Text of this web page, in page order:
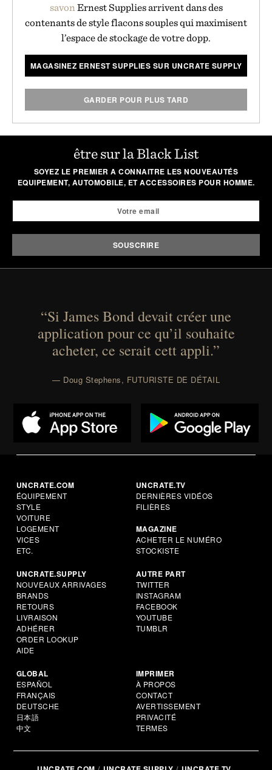
savon Ernest Supplies arrivent dans des
contenants de style flacons souples qui maximisent
l’espace de stockage de votre dopp.
MAGASINEZ ERNEST SUPPLIES SUR UNCRATE SUPPLY
GARDER POUR PLUS TARD
être sur la Black List
SOYEZ LE PREMIER A CONNAITRE LES NOUVEAUTÉS
EQUIPEMENT, AUTOMOBILE, ET ACCESSOIRES POUR HOMME.
“Si James Bond devait créer une
application pour ce qu’il souhaite
acheter, ce serait cett appli.”
— Doug Stephens, FUTURISTE DE DÉTAIL
UNCRATE.COM
ÉQUIPEMENT
STYLE
VOITURE
LOGEMENT
VICES
ETC.
UNCRATE.TV
DERNIÈRES VIDÉOS
FILIÈRES
MAGAZINE
ACHETER LE NUMÉRO
STOCKISTE
UNCRATE.SUPPLY
NOUVEAUX ARRIVAGES
BRANDS
RETOURS
LIVRAISON
ADHÉRER
ORDER LOOKUP
AIDE
AUTRE PART
TWITTER
INSTAGRAM
FACEBOOK
YOUTUBE
TUMBLR
GLOBAL
ESPAÑOL
FRANÇAIS
DEUTSCHE
日本語
中文
IMPRIMER
À PROPOS
CONTACT
AVERTISSEMENT
PRIVACITÉ
TERMES